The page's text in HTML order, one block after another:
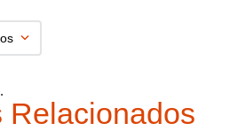
Relacionados